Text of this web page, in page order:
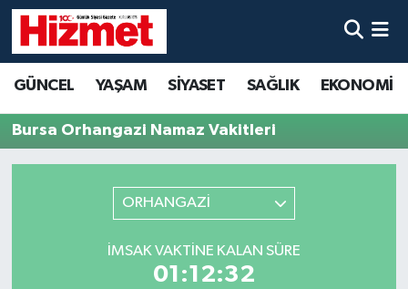
GÜNCEL YAŞAM SİYASET SAĞLIK EKONOMİ
Bursa Orhangazi Namaz Vakitleri
ORHANGAZİ
İMSAK VAKTINE KALAN SÜRE
01:12:32
YAŞAM
SİYASET
EKONOMİ
Denizli Hava Durumu
Denizli Trafik Yoğunluk Haritası
Süper Lig Puan Durumu ve Fikstür
Tüm Manşetler